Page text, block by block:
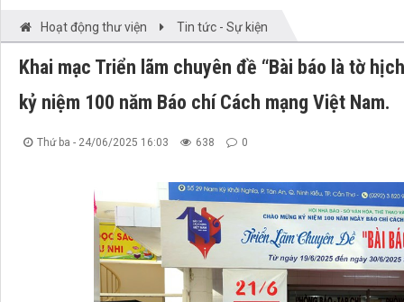
Hoạt động thư viện Tin tức - Sự kiện
Khai mạc Triển lãm chuyên đề “Bài báo là tờ
kỷ niệm 100 năm Báo chí Cách mạng Việt Nam.
Thứ ba - 24/06/2025 16:03 638 0